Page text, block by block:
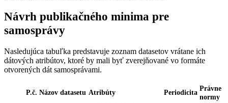
Návrh publikačného minima pre
samosprávy
Nasledujúca tabuľka predstavuje zoznam datasetov vrátane ich
dátových atribútov, ktoré by mali byť zverejňované vo formáte
otvorených dát samosprávami.
P.č. Názov datasetu Atribúty Periodicita Právne
normy